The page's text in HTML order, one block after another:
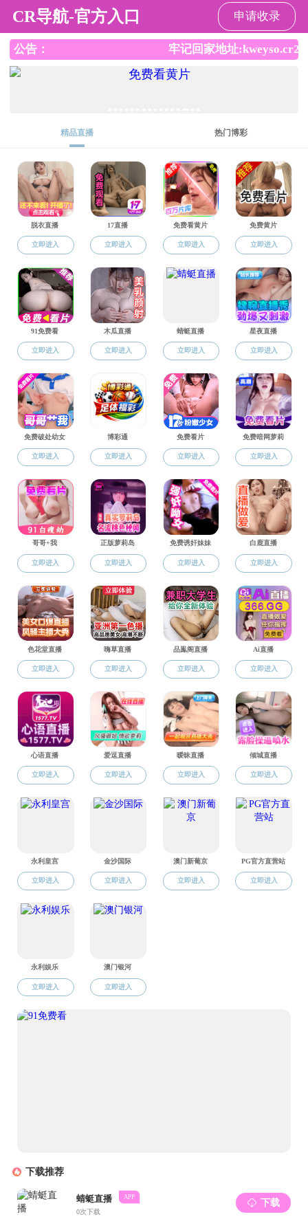
拉斯维加斯
网站导航
党群工作
党的建设
办事流程
光荣榜
信息公开
2017院务公开实施目录
2018-01-17
湖南大学2018年理论经济学博士研究生招生简章
2018-01-12
湖南大学2018年应用经济学博士研究生招生简章
2018-01-12
2017-01-25
友情链接